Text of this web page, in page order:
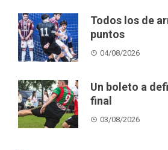
Todos los de
puntos
04/08/2026
Un boleto a
final
03/08/2026